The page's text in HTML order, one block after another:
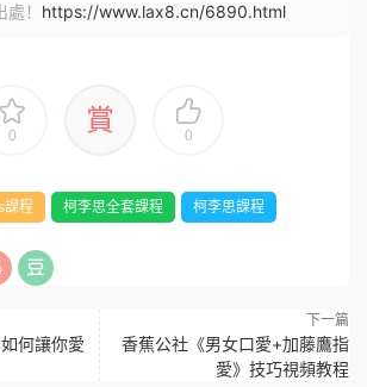
！ https://www.lax8.cn/6890.html
0 賞 0
課程 柯李思全套課程 柯李思課程
何讓你愛
下一篇
香蕉公社《男女口愛+加藤鷹指
愛》技巧視頻教程